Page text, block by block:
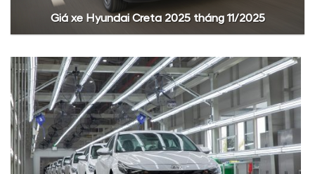
Giá xe Hyundai Creta 2025 tháng 11/2025